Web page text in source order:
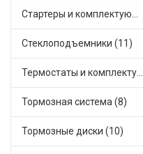
Стартеры и комплектующие (41)
Стеклоподъемники (11)
Термостаты и комплектующие системы охлаждения (54)
Тормозная система (8)
Тормозные диски (10)